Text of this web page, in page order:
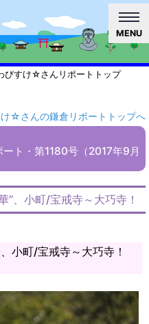
MENU
びすけ☆さんリポートトップ
☆さんの鎌倉リポートトップへ
ト・第1180号（2017年9月
、小町/宝戒寺～大巧寺！
小町/宝戒寺～大巧寺！